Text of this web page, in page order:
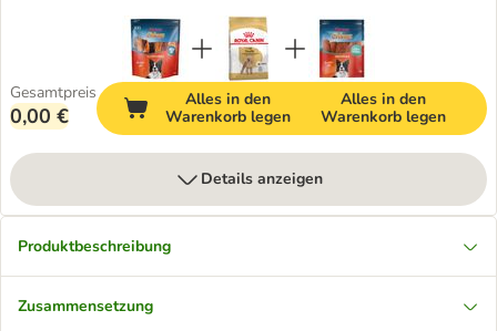
Gesamtpreis
0,00 €
Alles in den
Warenkorb legen
Alles in den
Warenkorb legen
Details anzeigen
Produktbeschreibung
Zusammensetzung